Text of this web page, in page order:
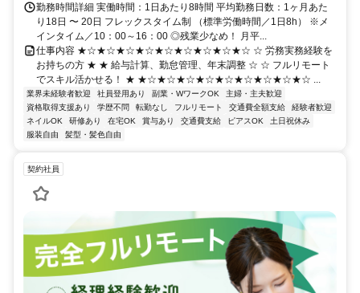
勤務時間詳細 実働時間：1日あたり8時間 平均勤務日数：1ヶ月あた
り18日 〜 20日 フレックスタイム制 （標準労働時間／1日8h） ※メ
インタイム／10：00～16：00 ◎残業少なめ！ 月平...
仕事内容 ★☆★☆★☆★☆★☆★☆★☆★☆★☆ ☆ 労務実務経験を
お持ちの方 ★ ★ 給与計算、勤怠管理、年末調整 ☆ ☆ フルリモート
でスキル活かせる！ ★ ★☆★☆★☆★☆★☆★☆★☆★☆★☆ ...
業界未経験者歓迎 社員登用あり 副業・WワークOK
主婦・主夫歓迎
資格取得支援あり
学歴不問 転勤なし フルリモート 交通費全額支給
経験者歓迎
ネイルOK
研修あり 在宅OK 賞与あり 交通費支給 ピアスOK
土日祝休み
服装自由
髪型・髪色自由
契約社員